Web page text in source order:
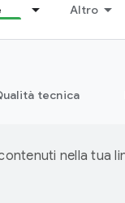
Altro
tecnica
nella tua